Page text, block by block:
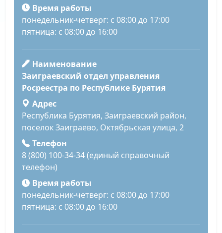
Время работы
понедельник-четверг: с 08:00 до 17:00
пятница: с 08:00 до 16:00
Наименование
Заиграевский отдел управления
Росреестра по Республике Бурятия
Адрес
Республика Бурятия, Заиграевский район,
поселок Заиграево, Октябрьская улица, 2
Телефон
8 (800) 100-34-34 (единый справочный
телефон)
Время работы
понедельник-четверг: с 08:00 до 17:00
пятница: с 08:00 до 16:00